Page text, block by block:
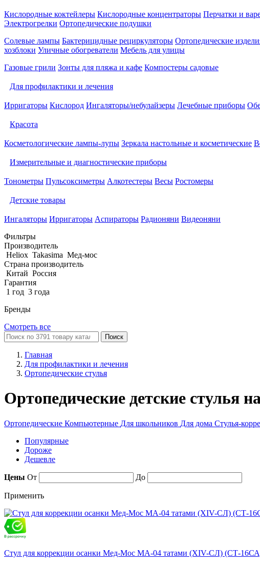
Кислородные коктейлеры Кислородные концентраторы Перчатки и
Электрогрелки Ортопедические подушки
Солевые лампы Бактерицидные рециркуляторы Ортопедические
хозблоки Уличные обогреватели Мебель для улицы
Газовые грили Зонты для пляжа и кафе Компостеры садовые
Для профилактики и лечения
Ирригаторы Кислород Ингаляторы/небулайзеры Лечебные приборы
Красота
Косметологические лампы-лупы Зеркала настольные и косметические
Измерительные и диагностические приборы
Тонометры Пульсоксиметры Алкотестеры Весы Ростомеры
Детские товары
Ингаляторы Ирригаторы Аспираторы Радионяни Видеоняни
Фильтры
Производитель
Heliox Takasima Мед-мос
Страна производитель
Китай Россия
Гарантия
1 год 3 года
Бренды
Смотреть все
Поиск
Главная
Для профилактики и лечения
Ортопедические стулья
Ортопедические детские стулья
Ортопедические Компьютерные Для школьников Для дома Стулья-
Популярные
Дороже
Дешевле
Цены От До
Применить
Стул для коррекции осанки Мед-Мос МА-04 татами (ХIV-СЛ) (СТ-